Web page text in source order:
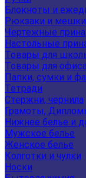
Блокноты и
Рюкзаки и мешки
Чертежные
Настольные
Товары для
Товары для
Папки, сумки и
Тетради
Стержни, чернила
Грамоты,
Нижнее белье и
Мужское белье
Женское белье
Колготки и чулки
Носки